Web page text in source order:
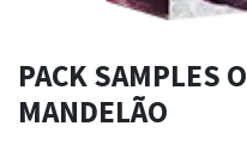
PACK SAMPLES
MANDELÃO